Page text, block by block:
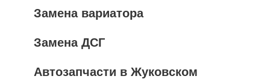
Замена вариатора
Замена ДСГ
Автозапчасти в Жуковском